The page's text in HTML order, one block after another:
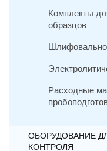
Комплекты
образцов
Расходные
ОБОРУДОВАНИЕ
КОНТРОЛЯ